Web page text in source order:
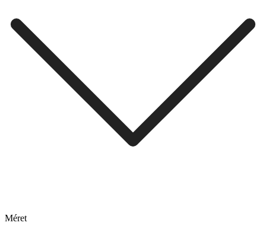
Méret